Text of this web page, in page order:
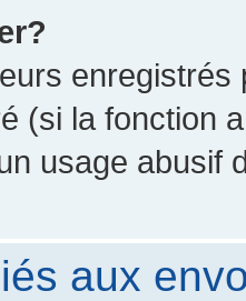
enregistrés
(si la fonction
usage abusif
aux